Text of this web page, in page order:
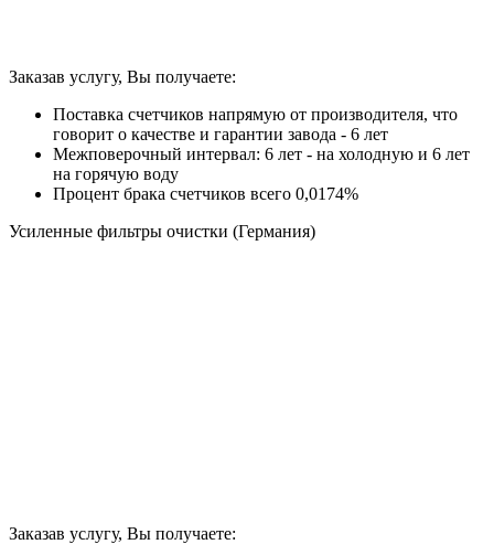
Заказав услугу, Вы получаете:
Поставка счетчиков напрямую от производителя, что
говорит о качестве и гарантии завода - 6 лет
Межповерочный интервал: 6 лет - на холодную и 6 лет
на горячую воду
Процент брака счетчиков всего 0,0174%
Усиленные фильтры очистки (Германия)
Заказав услугу, Вы получаете: